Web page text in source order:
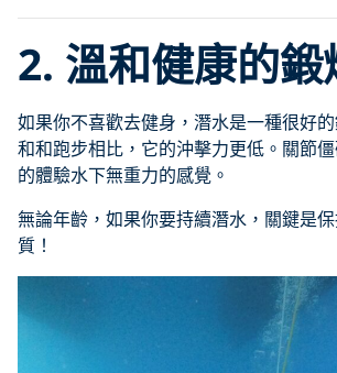
2. 溫和健康的鍛
如果你不喜歡去健身，潛水是一種很好
和和跑步相比，它的沖擊力更低。關節
的體驗水下無重力的感覺。
無論年齡，如果你要持續潛水，關鍵是
質！